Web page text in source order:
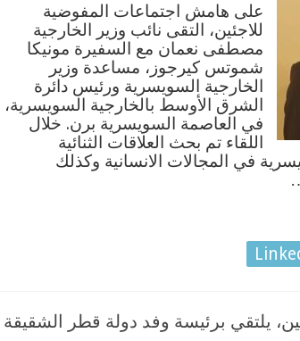
على هامش اجتماعات المفوضية
للاجئين، التقى نائب وزير الخارجية
مصطفى نعمان مع السفيرة مونيكا
شموتس كيرجوز، مساعدة وزير
الخارجية السويسرية ورئيس دائرة
الشرق الأوسط بالخارجية السويسرية،
في العاصمة السويسرية برن. خلال
اللقاء تم بحث العلاقات الثنائية
في المجالات الانسانية وكذلك
يلتقي برئيسة وفد دولة قطر الشقيقة